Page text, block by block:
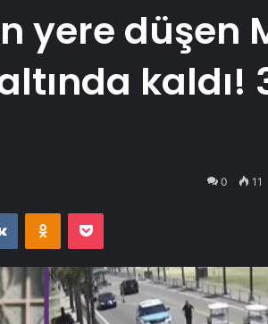
yere düşen
kaldı!
0 11
VKontakteOdnoklassniki
Pocket